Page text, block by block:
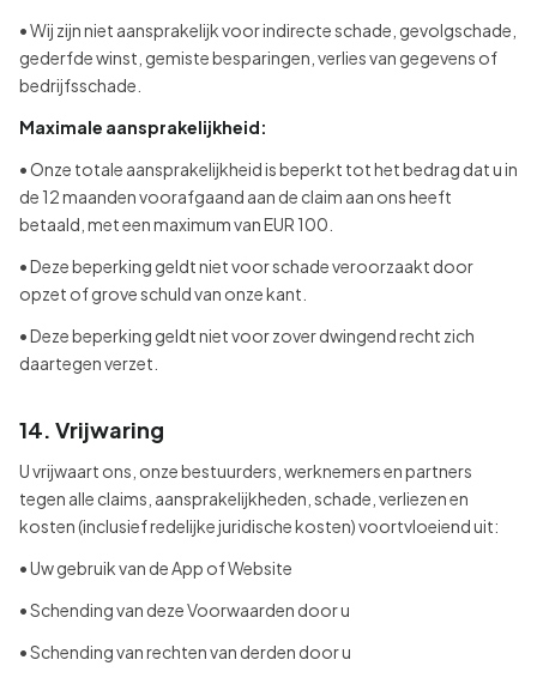
• Wij zijn niet aansprakelijk voor indirecte schade, gevolgschade,
gederfde winst, gemiste besparingen, verlies van gegevens of
bedrijfsschade.
Maximale aansprakelijkheid:
• Onze totale aansprakelijkheid is beperkt tot het bedrag dat u in
de 12 maanden voorafgaand aan de claim aan ons heeft
betaald, met een maximum van EUR 100.
• Deze beperking geldt niet voor schade veroorzaakt door
opzet of grove schuld van onze kant.
• Deze beperking geldt niet voor zover dwingend recht zich
daartegen verzet.
14. Vrijwaring
U vrijwaart ons, onze bestuurders, werknemers en partners
tegen alle claims, aansprakelijkheden, schade, verliezen en
kosten (inclusief redelijke juridische kosten) voortvloeiend uit:
• Uw gebruik van de App of Website
• Schending van deze Voorwaarden door u
• Schending van rechten van derden door u